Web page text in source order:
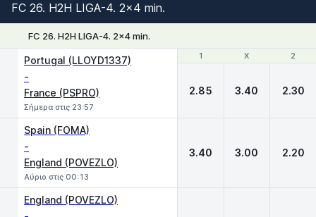
FC 26. H2H LIGA-4. 2x4 min.
FC 26. H2H LIGA-4. 2x4 min.
1 X 2
Portugal (LLOYD1337)
-
France (PSPRO)
Σήμερα στις 23:57
1 X 2
2.85 3.40 2.30
Spain (FOMA)
-
England (POVEZLO)
Αύριο στις 00:13
3.40 3.00 2.20
England (POVEZLO)